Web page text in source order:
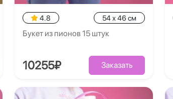
4.8 54 x 46 см
Букет из пионов 15 штук
10255₽ Заказать